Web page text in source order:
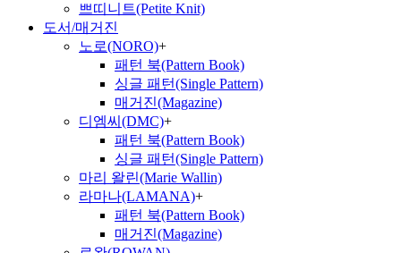
쁘띠니트(Petite Knit)
도서/매거진
노로(NORO)+
패턴 북(Pattern Book)
싱글 패턴(Single Pattern)
매거진(Magazine)
디엠씨(DMC)+
패턴 북(Pattern Book)
싱글 패턴(Single Pattern)
마리 왈린(Marie Wallin)
라마나(LAMANA)+
패턴 북(Pattern Book)
매거진(Magazine)